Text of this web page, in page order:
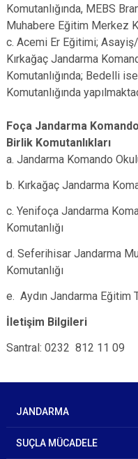
Komutanlığında, MEBS
Muhabere Eğitim Merkez
c. Acemi Er Eğitimi;
Kırkağaç Jandarma
Komutanlığında; Bedelli ise
Komutanlığında
Foça Jandarma Komando
Birlik Komutanlıkları
a. Jandarma Komando
b. Kırkağaç Jandarma
c. Yenifoça Jandarma
Komutanlığı
d. Seferihisar Jandarma
Komutanlığı
e. Aydın Jandarma Eğitim
İletişim Bilgileri
Santral: 0232 812 11 09
JANDARMA
SUÇLA MÜCADELE